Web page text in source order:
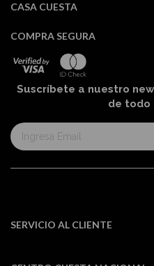
CASA CUESTA
COMPRA SEGURA
Suscríbete a nuestro
de todo
Suscríbase
al
informativo:
SERVICIO AL CLIENTE